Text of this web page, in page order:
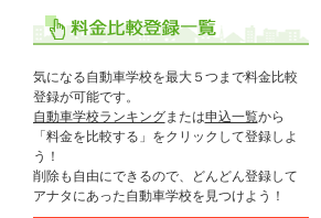
気になる自動車学校を最大５つまで料金比較
登録が可能です。
自動車学校ランキングまたは申込一覧から
「料金を比較する」をクリックして登録しよ
う！
削除も自由にできるので、どんどん登録して
アナタにあった自動車学校を見つけよう！